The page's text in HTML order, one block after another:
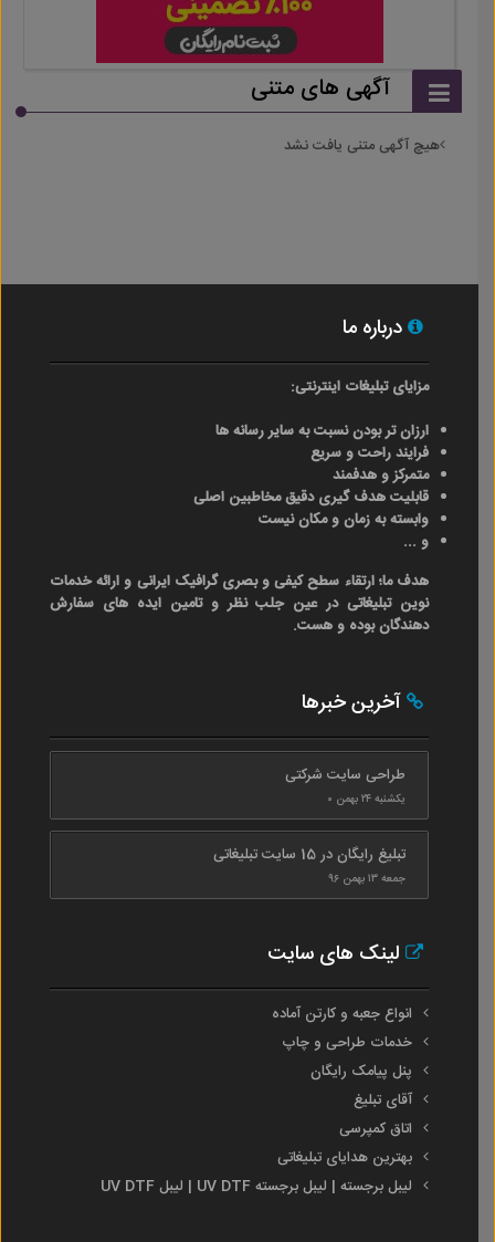
آگهی های متنی
هیچ آگهی متنی یافت نشد
درباره ما
مزایای تبلیغات اینترنتی:
ارزان تر بودن نسبت به سایر رسانه ها
فرایند راحت و سریع
متمرکز و هدفمند
قابلیت هدف گیری دقیق مخاطبین اصلی
وابسته به زمان و مکان نیست
و ...
هدف ما؛ ارتقاء سطح کیفی و بصری گرافیک ایرانی و ارائه خدمات
نوین تبلیغاتی در عین جلب نظر و تامین ایده های سفارش
دهندگان بوده و هست.
آخرین خبرها
طراحی سایت شرکتی
یکشنبه ۲۴ بهمن ۰
تبلیغ رایگان در 15 سایت تبلیغاتی
جمعه ۱۳ بهمن ۹۶
لینک های سایت
انواع جعبه و کارتن آماده
خدمات طراحی و چاپ
پنل پیامک رایگان
آقای تبلیغ
اتاق کمپرسی
بهترین هدایای تبلیغاتی
لیبل برجسته | لیبل برجسته UV DTF | لیبل UV DTF